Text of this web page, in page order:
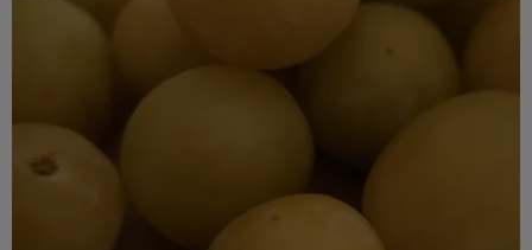
Stanislas jusqu'au 10 septembre 2023.